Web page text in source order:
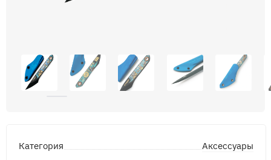
Категория
Аксессуары